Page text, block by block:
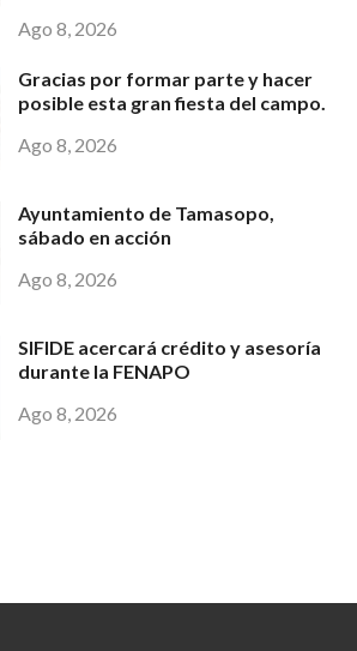
Ago 8, 2026
Gracias por formar parte y hacer
posible esta gran fiesta del campo.
Ago 8, 2026
Ayuntamiento de Tamasopo,
sábado en acción
Ago 8, 2026
SIFIDE acercará crédito y asesoría
durante la FENAPO
Ago 8, 2026